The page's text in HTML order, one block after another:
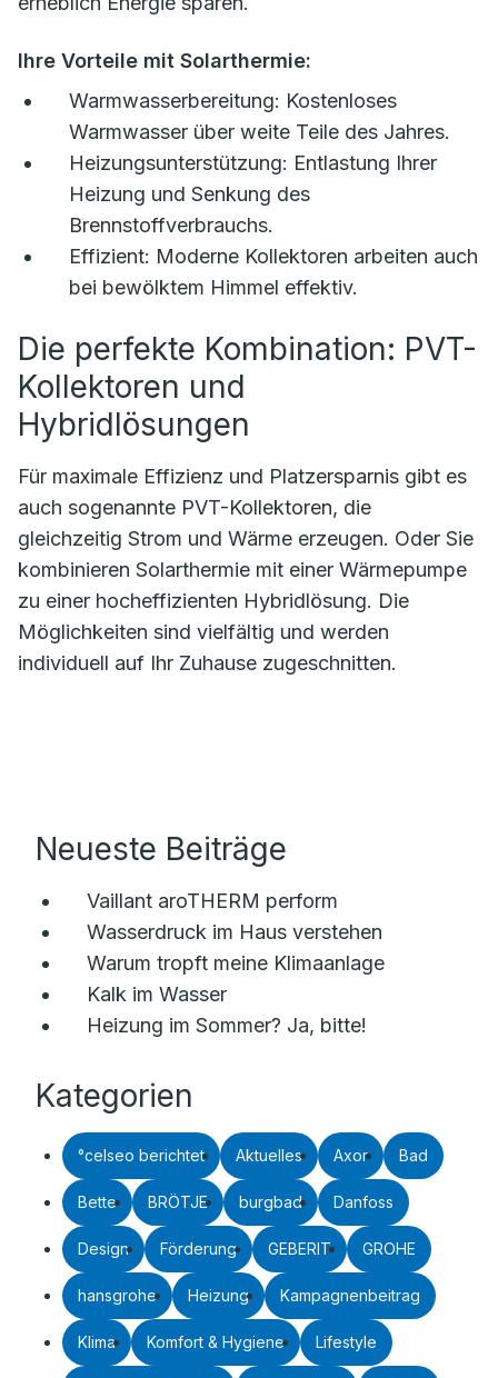
Ihre Vorteile mit Solarthermie:
Warmwasserbereitung: Kostenloses
Warmwasser über weite Teile des Jahres.
Heizungsunterstützung: Entlastung Ihrer
Heizung und Senkung des
Brennstoffverbrauchs.
Effizient: Moderne Kollektoren arbeiten auch
bei bewölktem Himmel effektiv.
Die perfekte Kombination: PVT-
Kollektoren und
Hybridlösungen
Für maximale Effizienz und Platzersparnis gibt es
auch sogenannte PVT-Kollektoren, die
gleichzeitig Strom und Wärme erzeugen. Oder Sie
kombinieren Solarthermie mit einer Wärmepumpe
zu einer hocheffizienten Hybridlösung. Die
Möglichkeiten sind vielfältig und werden
individuell auf Ihr Zuhause zugeschnitten.
Neueste Beiträge
Vaillant aroTHERM perform
Wasserdruck im Haus verstehen
Warum tropft meine Klimaanlage
Kalk im Wasser
Heizung im Sommer? Ja, bitte!
Kategorien
°celseo berichtet Aktuelles Axor Bad
Bette BRÖTJE burgbad Danfoss
Design Förderung GEBERIT GROHE
hansgrohe Heizung Kampagnenbeitrag
Klima Komfort & Hygiene Lifestyle